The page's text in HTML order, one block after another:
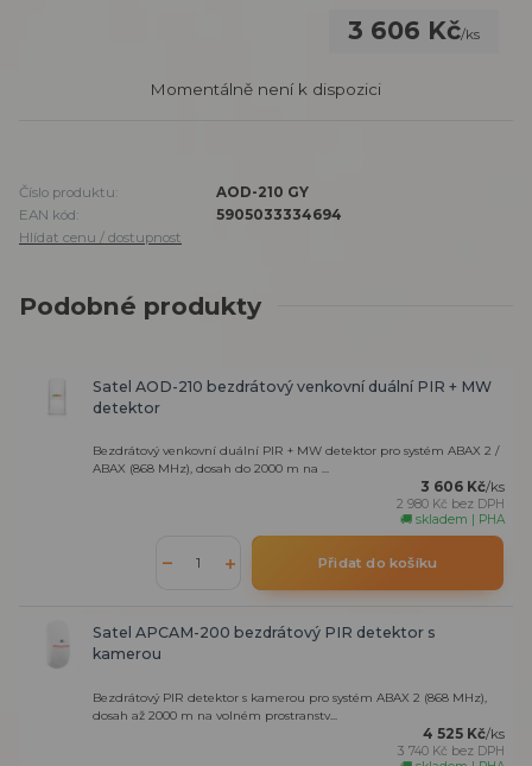
3 606 Kč/ks
Momentálně není k dispozici
Číslo produktu:
AOD-210 GY
EAN kód:
5905033334694
Hlídat cenu / dostupnost
Podobné produkty
Satel AOD-210 bezdrátový venkovní duální PIR + MW
detektor
Bezdrátový venkovní duální PIR + MW detektor pro systém ABAX 2 /
ABAX (868 MHz), dosah do 2000 m na ...
3 606 Kč/ks
2 980 Kč bez DPH
🚚 skladem | PHA
Přidat do košíku
Satel APCAM-200 bezdrátový PIR detektor s
kamerou
Bezdrátový PIR detektor s kamerou pro systém ABAX 2 (868 MHz),
dosah až 2000 m na volném prostranstv...
4 525 Kč/ks
3 740 Kč bez DPH